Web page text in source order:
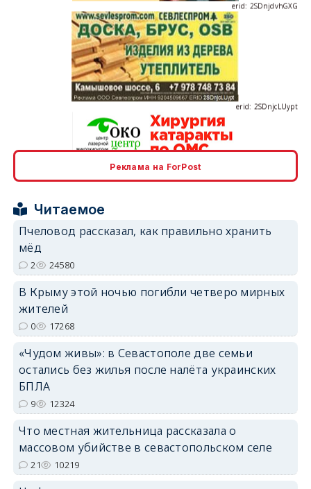
erid: 2SDnjdPjgYS
erid: 2SDnjdvhGXG
Реклама на ForPost
Читаемое
Пчеловод рассказал, как правильно хранить
мёд
2 24580
В Крыму этой ночью погибли четверо мирных
жителей
0 17268
«Чудом живы»: в Севастополе две семьи
остались без жилья после налёта украинских
БПЛА
9 12324
Что местная жительница рассказала о
массовом убийстве в севастопольском селе
21 10219